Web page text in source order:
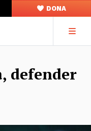
DONA
defender